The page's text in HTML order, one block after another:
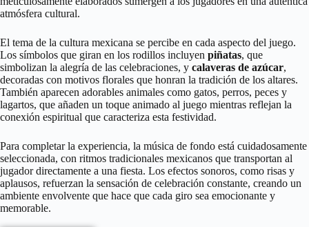
atmósfera cultural.
El tema de la cultura mexicana se percibe en cada aspecto del juego.
Los símbolos que giran en los rodillos incluyen piñatas, que
simbolizan la alegría de las celebraciones, y calaveras de azúcar,
decoradas con motivos florales que honran la tradición de los altares.
También aparecen adorables animales como gatos, perros, peces y
lagartos, que añaden un toque animado al juego mientras reflejan la
conexión espiritual que caracteriza esta festividad.
Para completar la experiencia, la música de fondo está cuidadosamente
seleccionada, con ritmos tradicionales mexicanos que transportan al
jugador directamente a una fiesta. Los efectos sonoros, como risas y
aplausos, refuerzan la sensación de celebración constante, creando un
ambiente envolvente que hace que cada giro sea emocionante y
memorable.